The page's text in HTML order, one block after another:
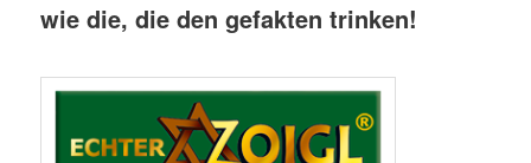
wie die, die den gefakten trinken!